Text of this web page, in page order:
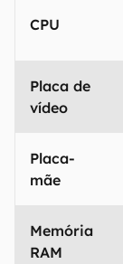
CPU
Placa de
vídeo
Placa-
mãe
Memória
RAM